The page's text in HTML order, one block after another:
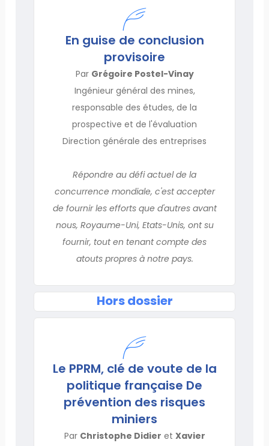
En guise de conclusion
provisoire
Par Grégoire Postel-Vinay
Ingénieur général des mines,
responsable des études, de la
prospective et de l'évaluation
Direction générale des entreprises
Répondre au défi actuel de la
concurrence mondiale, c'est accepter
de fournir les efforts que d'autres avant
nous, Royaume-Uni, Etats-Unis, ont su
fournir, tout en tenant compte des
atouts propres à notre pays.
Hors dossier
Le PPRM, clé de voute de la
politique française De
prévention des risques
miniers
Par Christophe Didier et Xavier